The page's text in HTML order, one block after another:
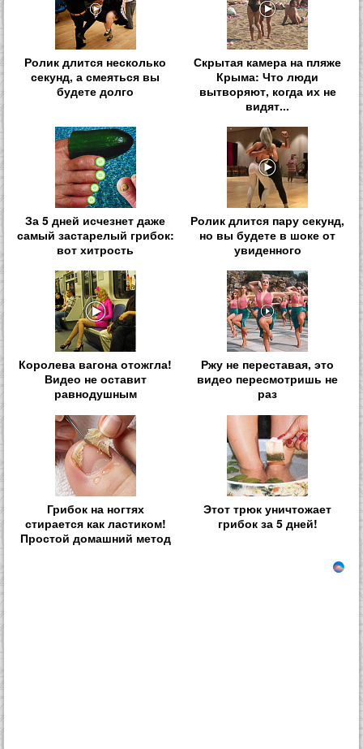
Ролик длится несколько
секунд, а смеяться вы
будете долго
Скрытая камера на пляже
Крыма: Что люди
вытворяют, когда их не
видят...
За 5 дней исчезнет даже
самый застарелый грибок:
вот хитрость
Ролик длится пару секунд,
но вы будете в шоке от
увиденного
Королева вагона отожгла!
Видео не оставит
равнодушным
Ржу не переставая, это
видео пересмотришь не
раз
Грибок на ногтях
стирается как ластиком!
Простой домашний метод
Этот трюк уничтожает
грибок за 5 дней!